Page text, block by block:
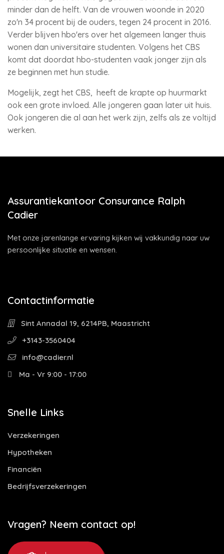
minder dan de helft. Van de vrouwen woonde in 2020
zo'n 34 procent bij de ouders, tegen 24 procent in 2016.
Verder blijven hbo'ers over het algemeen langer thuis
wonen dan universitaire studenten. Volgens het CBS
komt dat doordat hbo-studenten vaak jonger zijn als
ze beginnen met hun studie.
Mogelijk, zegt het CBS, heeft de krapte op huurmarkt
ook een grote invloed. Alle jongeren gaan later uit huis.
Ook jongeren die al aan het werk zijn, zelfs als ze voltijd
werken.
Assurantiekantoor Consurance Ralph
Cadier
Met onze jarenlange ervaring kijken wij vakkundig naar uw
persoonlijke situatie en wensen.
Contactinformatie
Sint Annadal 19, 6214PB, Maastricht
+3143-3560404
info@cadier.nl
Ma - Vr 9:00 - 17:00
Snelle Links
Verzekeringen
Hypotheken
Financiën
Bedrijfsverzekeringen
Vragen? Neem contact op!